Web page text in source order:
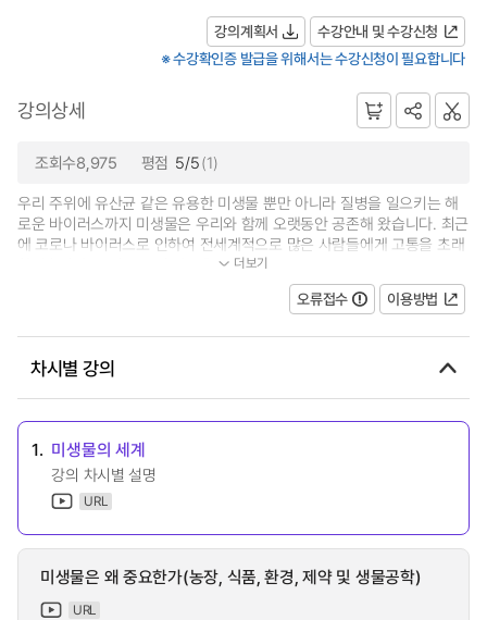
강의계획서
수강안내 및 수강신청
※ 수강확인증 발급을 위해서는 수강신청이 필요합니다
강의상세
조회수8,975 평점 5/5(1)
우리 주위에 유산균 같은 유용한 미생물 뿐만 아니라 질병을 일으키는 해
로운 바이러스까지 미생물은 우리와 함께 오랫동안 공존해 왔습니다. 최근
에 코로나 바이러스로 인하여 전세계적으로 많은 사람들에게 고통을 초래
하였습니다. 그러므로 이 과목을... 더보기
오류접수 이용방법
차시별 강의
1. 미생물의 세계
강의 차시별 설명
URL
미생물은 왜 중요한가(농장, 식품, 환경, 제약 및 생물공학)
URL